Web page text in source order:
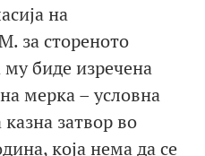
на
за стореното
биде изречена
мерка – условна
затвор во
која нема да се